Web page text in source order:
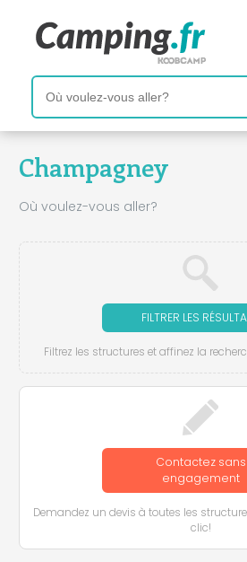
Champagney
Où voulez-vous aller?
FILTRER LES
Filtrez les structures et affinez la
Contactez sans
engagement
Demandez un devis à toutes les
clic!